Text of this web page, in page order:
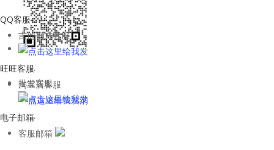
QQ客服
吉他平方客服
批发客服
旺旺客服
淘宝店客服
电子邮箱
客服邮箱